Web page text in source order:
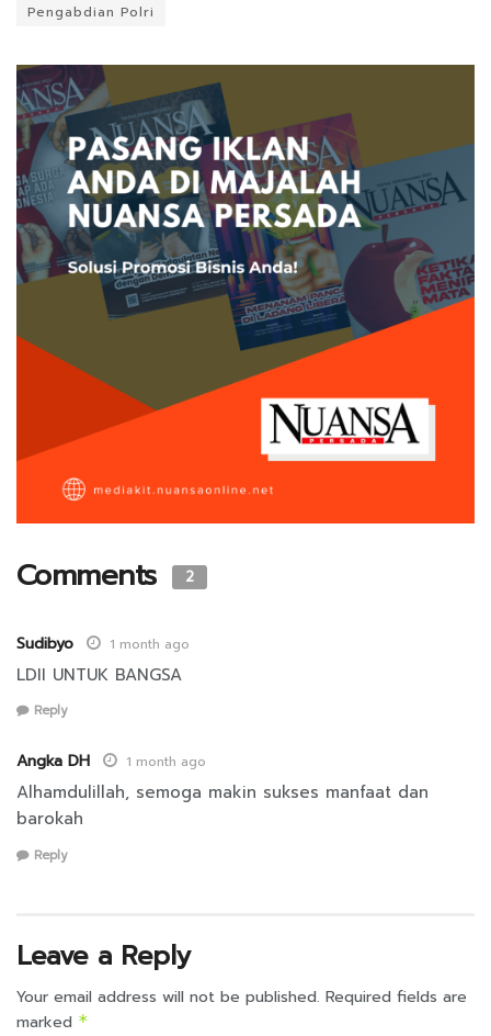
Pengabdian Polri
Comments 2
Sudibyo 1 month ago
LDII UNTUK BANGSA
Reply
Angka DH 1 month ago
Alhamdulillah, semoga makin sukses manfaat dan
barokah
Reply
Leave a Reply
Your email address will not be published. Required fields are
marked *